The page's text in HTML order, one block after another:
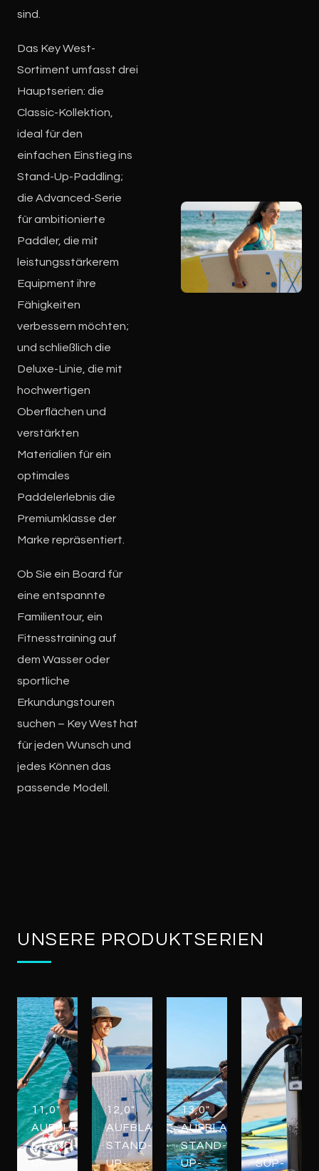
sind.
Das Key West-
Sortiment umfasst drei
Hauptserien: die
Classic-Kollektion,
ideal für den
einfachen Einstieg ins
Stand-Up-Paddling;
die Advanced-Serie
für ambitionierte
Paddler, die mit
leistungsstärkerem
Equipment ihre
Fähigkeiten
verbessern möchten;
und schließlich die
Deluxe-Linie, die mit
hochwertigen
Oberflächen und
verstärkten
Materialien für ein
optimales
Paddelerlebnis die
Premiumklasse der
Marke repräsentiert.
Ob Sie ein Board für
eine entspannte
Familientour, ein
Fitnesstraining auf
dem Wasser oder
sportliche
Erkundungstouren
suchen – Key West hat
für jeden Wunsch und
jedes Können das
passende Modell.
UNSERE PRODUKTSERIEN
11,0"
AUFBLASBARE
STAND-
UP-
12,0"
AUFBLASBARE
STAND-
UP-
13,0"
AUFBLASBARE
STAND-
UP-
SUP-